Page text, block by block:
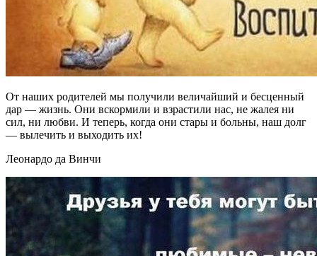
От наших родителей мы получили величайший и бесценный
дар — жизнь. Они вскормили и взрастили нас, не жалея ни
сил, ни любви. И теперь, когда они стары и больны, наш долг
— вылечить и выходить их!
Леонардо да Винчи